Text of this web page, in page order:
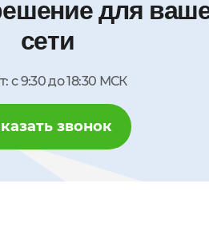
для
сети
с 9:30 до 18:30 МСК
звонок